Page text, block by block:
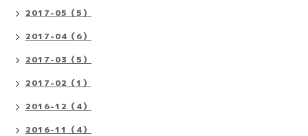
2017-05（5）
2017-04（6）
2017-03（5）
2017-02（1）
2016-12（4）
2016-11（4）